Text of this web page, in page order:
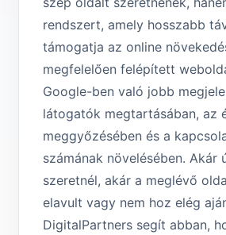
rendszert, amely hosszabb
támogatja az online
megfelelően felépített
Google-ben való jobb
látogatók megtartásában, az
meggyőzésében és a
számának növelésében. Akár
szeretnél, akár a meglévő
elavult vagy nem hoz elég
DigitalPartners segít abban,